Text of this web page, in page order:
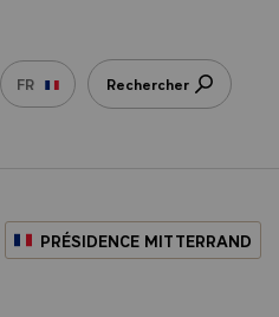
FR Rechercher
PRÉSIDENCE MITTERRAND